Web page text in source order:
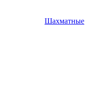
Шахматные